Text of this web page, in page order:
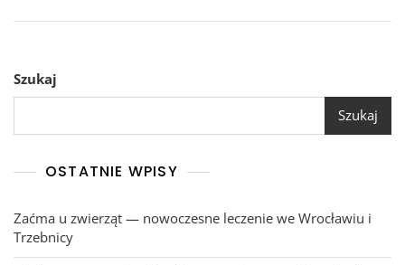
Szukaj
Szukaj
OSTATNIE WPISY
Zaćma u zwierząt — nowoczesne leczenie we Wrocławiu i
Trzebnicy